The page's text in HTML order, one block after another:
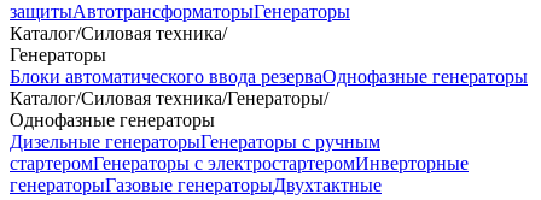
защитыАвтотрансформаторыГенераторы
Каталог/Силовая техника/
Генераторы
Блоки автоматического ввода резерваОднофазные генераторы
Каталог/Силовая техника/Генераторы/
Однофазные генераторы
Дизельные генераторыГенераторы с ручным
стартеромГенераторы с электростартеромИнверторные
генераторыГазовые генераторыДвухтактные